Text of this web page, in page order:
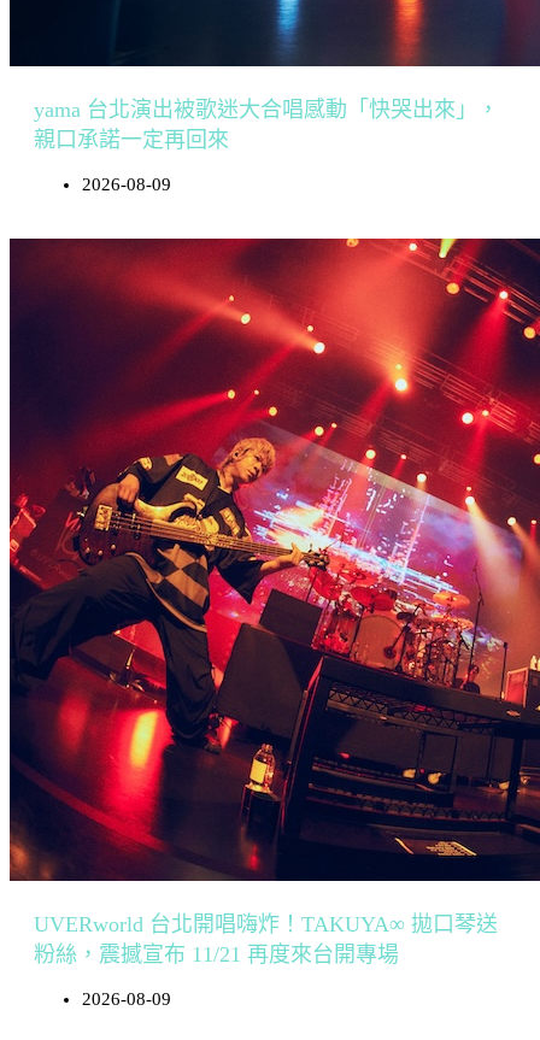
yama 台北演出被歌迷大合唱感動「快哭出來」，
親口承諾一定再回來
2026-08-09
UVERworld 台北開唱嗨炸！TAKUYA∞ 拋口琴送
粉絲，震撼宣布 11/21 再度來台開專場
2026-08-09